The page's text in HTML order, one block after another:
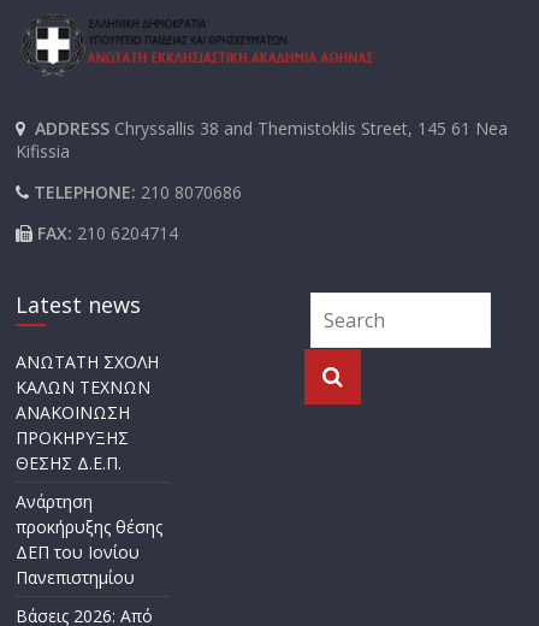
ADDRESS Chryssallis 38 and Themistoklis Street, 145 61 Nea
Kifissia
TELEPHONE: 210 8070686
FAX: 210 6204714
Latest news
ΑΝΩΤΑΤΗ ΣΧΟΛΗ
ΚΑΛΩΝ ΤΕΧΝΩΝ
ΑΝΑΚΟΙΝΩΣΗ
ΠΡΟΚΗΡΥΞΗΣ
ΘΕΣΗΣ Δ.Ε.Π.
Ανάρτηση
προκήρυξης θέσης
ΔΕΠ του Ιονίου
Πανεπιστημίου
Βάσεις 2026: Από